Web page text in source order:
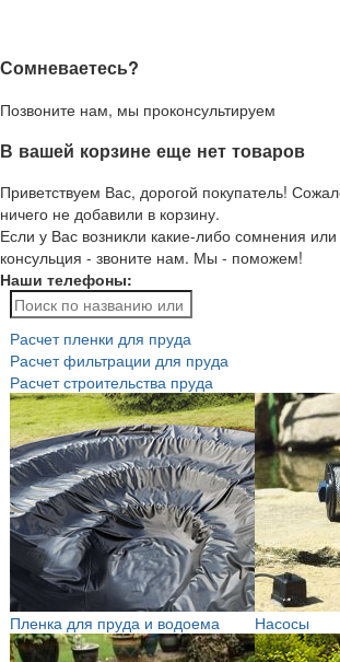
Сомневаетесь?
Позвоните нам, мы проконсультируем
В вашей корзине еще нет товаров
Приветствуем Вас, дорогой покупатель!
ничего не добавили в корзину.
Если у Вас возникли какие-либо сомнения
консульция - звоните нам. Мы - поможем!
Наши телефоны:
Расчет пленки для пруда
Расчет фильтрации для пруда
Расчет строительства пруда
Пленка для пруда и водоема Насосы